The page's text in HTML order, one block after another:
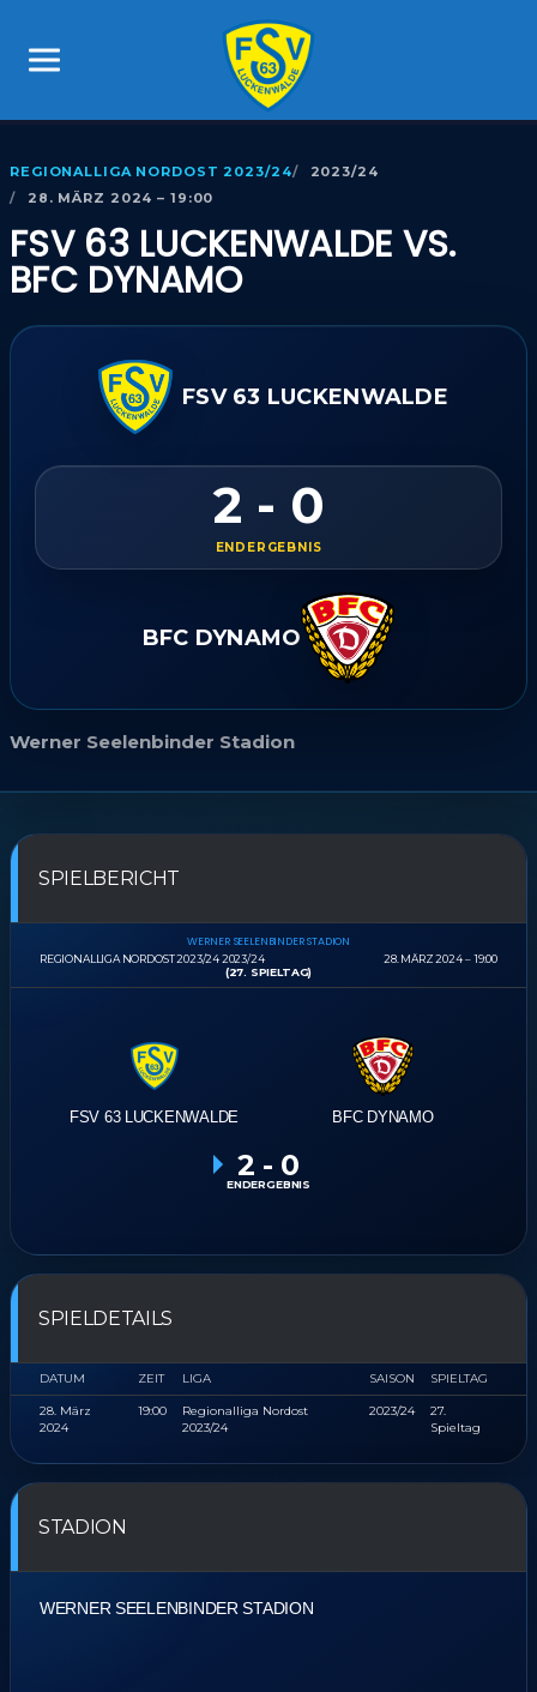
REGIONALLIGA NORDOST 2023/24
2023/24
28. MÄRZ 2024 – 19:00
FSV 63 LUCKENWALDE VS.
BFC DYNAMO
FSV 63 LUCKENWALDE
2 - 0
ENDERGEBNIS
BFC DYNAMO
Werner Seelenbinder Stadion
SPIELBERICHT
REGIONALLIGA NORDOST 2023/24 2023/24
WERNER SEELENBINDER STADION
28. MÄRZ 2024
19:00
(27. SPIELTAG)
FSV 63 LUCKENWALDE BFC DYNAMO
2 - 0
ENDERGEBNIS
SPIELDETAILS
DATUM ZEIT LIGA SAISON SPIELTAG
28. März
2024
19:00
Regionalliga Nordost
2023/24
2023/24
27.
Spieltag
STADION
WERNER SEELENBINDER STADION